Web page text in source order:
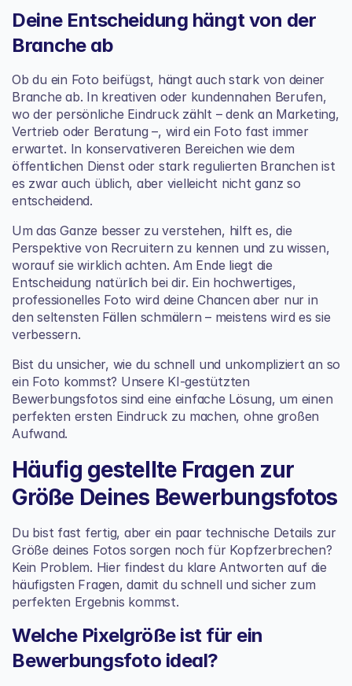
Deine Entscheidung hängt von der
Branche ab
Ob du ein Foto beifügst, hängt auch stark von deiner
Branche ab. In kreativen oder kundennahen Berufen,
wo der persönliche Eindruck zählt – denk an Marketing,
Vertrieb oder Beratung –, wird ein Foto fast immer
erwartet. In konservativeren Bereichen wie dem
öffentlichen Dienst oder stark regulierten Branchen ist
es zwar auch üblich, aber vielleicht nicht ganz so
entscheidend.
Um das Ganze besser zu verstehen, hilft es, die
Perspektive von Recruitern zu kennen und zu wissen,
worauf sie wirklich achten. Am Ende liegt die
Entscheidung natürlich bei dir. Ein hochwertiges,
professionelles Foto wird deine Chancen aber nur in
den seltensten Fällen schmälern – meistens wird es sie
verbessern.
Bist du unsicher, wie du schnell und unkompliziert an so
ein Foto kommst? Unsere KI-gestützten
Bewerbungsfotos sind eine einfache Lösung, um einen
perfekten ersten Eindruck zu machen, ohne großen
Aufwand.
Häufig gestellte Fragen zur
Größe Deines Bewerbungsfotos
Du bist fast fertig, aber ein paar technische Details zur
Größe deines Fotos sorgen noch für Kopfzerbrechen?
Kein Problem. Hier findest du klare Antworten auf die
häufigsten Fragen, damit du schnell und sicher zum
perfekten Ergebnis kommst.
Welche Pixelgröße ist für ein
Bewerbungsfoto ideal?